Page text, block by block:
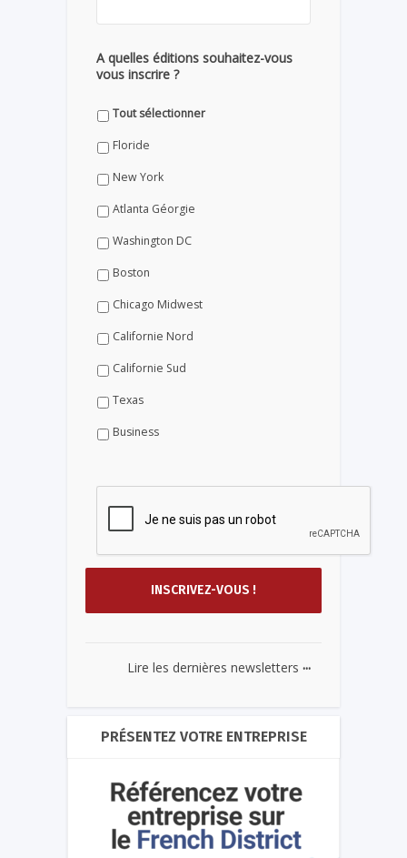
A quelles éditions souhaitez-vous
vous inscrire ?
Tout sélectionner
Floride
New York
Atlanta Géorgie
Washington DC
Boston
Chicago Midwest
Californie Nord
Californie Sud
Texas
Business
Lire les dernières newsletters ...
PRÉSENTEZ VOTRE ENTREPRISE